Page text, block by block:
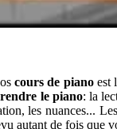
cours de pianoest
le piano: la
les nuances...
autant de fois que